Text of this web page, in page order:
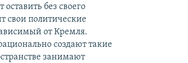
без своего
свои политические
от Кремля.
создают такие
занимают